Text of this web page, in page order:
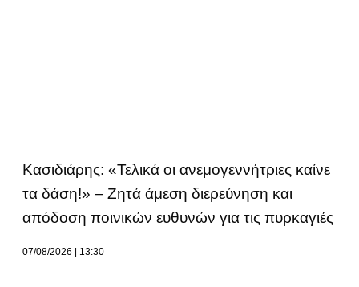
Κασιδιάρης: «Τελικά οι ανεμογεννήτριες καίνε
τα δάση!» – Ζητά άμεση διερεύνηση και
απόδοση ποινικών ευθυνών για τις πυρκαγιές
07/08/2026 13:30